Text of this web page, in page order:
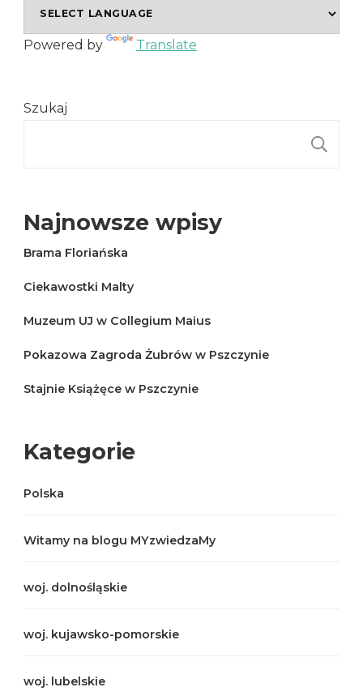
Powered by Translate
Szukaj
Najnowsze wpisy
Brama Floriańska
Ciekawostki Malty
Muzeum UJ w Collegium Maius
Pokazowa Zagroda Żubrów w Pszczynie
Stajnie Książęce w Pszczynie
Kategorie
Polska
Witamy na blogu MYzwiedzaMy
woj. dolnośląskie
woj. kujawsko-pomorskie
woj. lubelskie